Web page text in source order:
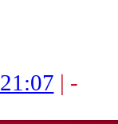
21:07 | -